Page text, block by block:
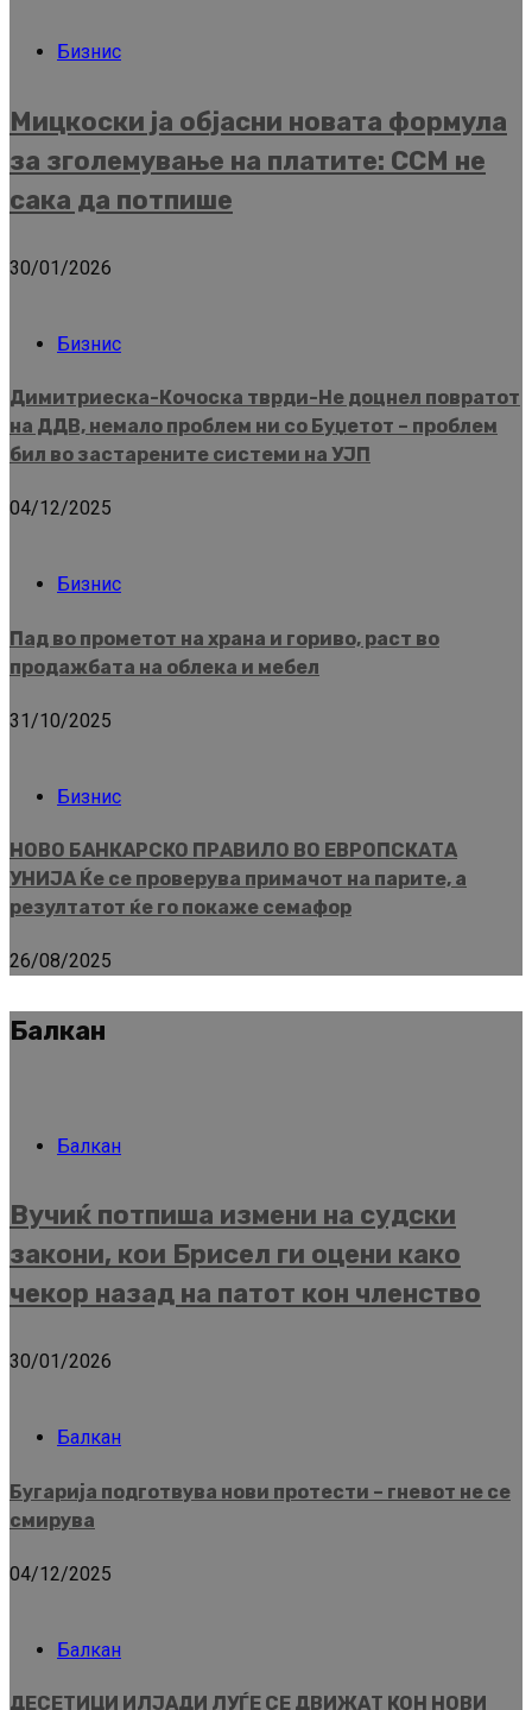
Бизнис
Мицкоски ја објасни новата формула
за зголемување на платите: ССМ не
сака да потпише
30/01/2026
Бизнис
Димитриеска-Кочоска тврди-Не доцнел повратот
на ДДВ, немало проблем ни со Буџетот – проблем
бил во застарените системи на УЈП
04/12/2025
Бизнис
Пад во прометот на храна и гориво, раст во
продажбата на облека и мебел
31/10/2025
Бизнис
НОВО БАНКАРСКО ПРАВИЛО ВО ЕВРОПСКАТА
УНИЈА Ќе се проверува примачот на парите, а
резултатот ќе го покаже семафор
26/08/2025
Балкан
Балкан
Вучиќ потпиша измени на судски
закони, кои Брисел ги оцени како
чекор назад на патот кон членство
30/01/2026
Балкан
Бугарија подготвува нови протести – гневот не се
смирува
04/12/2025
Балкан
ДЕСЕТИЦИ ИЛЈАДИ ЛУЃЕ СЕ ДВИЖАТ КОН НОВИ